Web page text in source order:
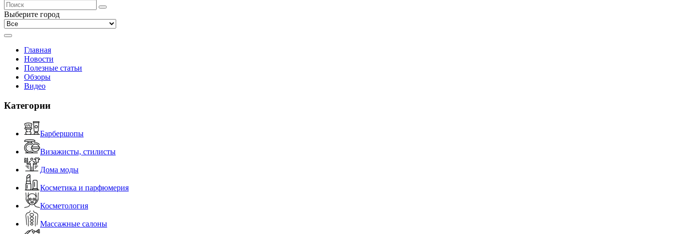
Выберите город
Главная
Новости
Полезные статьи
Обзоры
Видео
Категории
Барбершопы
Визажисты, стилисты
Дома моды
Косметика и парфюмерия
Косметология
Массажные салоны